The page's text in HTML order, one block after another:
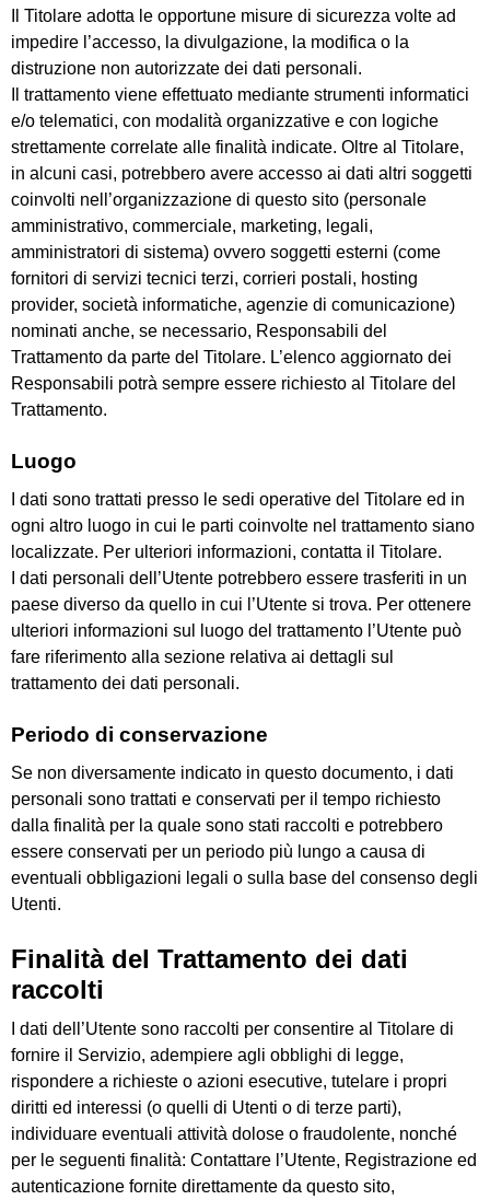
Il Titolare adotta le opportune misure di sicurezza volte ad
impedire l’accesso, la divulgazione, la modifica o la
distruzione non autorizzate dei dati personali.
Il trattamento viene effettuato mediante strumenti informatici
e/o telematici, con modalità organizzative e con logiche
strettamente correlate alle finalità indicate. Oltre al Titolare,
in alcuni casi, potrebbero avere accesso ai dati altri soggetti
coinvolti nell’organizzazione di questo sito (personale
amministrativo, commerciale, marketing, legali,
amministratori di sistema) ovvero soggetti esterni (come
fornitori di servizi tecnici terzi, corrieri postali, hosting
provider, società informatiche, agenzie di comunicazione)
nominati anche, se necessario, Responsabili del
Trattamento da parte del Titolare. L’elenco aggiornato dei
Responsabili potrà sempre essere richiesto al Titolare del
Trattamento.
Luogo
I dati sono trattati presso le sedi operative del Titolare ed in
ogni altro luogo in cui le parti coinvolte nel trattamento siano
localizzate. Per ulteriori informazioni, contatta il Titolare.
I dati personali dell’Utente potrebbero essere trasferiti in un
paese diverso da quello in cui l’Utente si trova. Per ottenere
ulteriori informazioni sul luogo del trattamento l’Utente può
fare riferimento alla sezione relativa ai dettagli sul
trattamento dei dati personali.
Periodo di conservazione
Se non diversamente indicato in questo documento, i dati
personali sono trattati e conservati per il tempo richiesto
dalla finalità per la quale sono stati raccolti e potrebbero
essere conservati per un periodo più lungo a causa di
eventuali obbligazioni legali o sulla base del consenso degli
Utenti.
Finalità del Trattamento dei dati
raccolti
I dati dell’Utente sono raccolti per consentire al Titolare di
fornire il Servizio, adempiere agli obblighi di legge,
rispondere a richieste o azioni esecutive, tutelare i propri
diritti ed interessi (o quelli di Utenti o di terze parti),
individuare eventuali attività dolose o fraudolente, nonché
per le seguenti finalità: Contattare l’Utente, Registrazione ed
autenticazione fornite direttamente da questo sito,